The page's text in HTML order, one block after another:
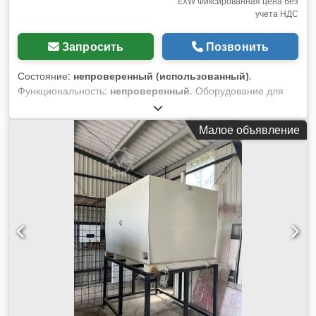
учета НДС
Запросить Позвонить
Состояние: непроверенный (использованный),
Функциональность: непроверенный, Оборудование для
обслуживания дизельных форсунок Hartridge –
Injectomatic One + Станок для восстановления форсунок
Производитель: Leslie Hartridge Ltd Страна производства:
Англия В комплект входят: Dwedpfx Abjyx Sg Hsxja 1.
Hartridge Injectomatic One – Станок для притирки
посадочных мест распылителей форсунок 2. Hartridge –
Станок для восстановления / шлифования распылителей
дизельных форсунок Описание Полный комплект
оборудования для обслуживания дизельных форсунок,
изготовленного компанией Hartridge, признанным
мировым производителем оборудования для тестирования
и обслуживания топливных систем дизельных двигателей.
В данную комплектацию входят станок Hartridge
Injectomatic One для восстановления посадочных
поверхностей распылителей, а также станок Hartridge для
Малое объявление